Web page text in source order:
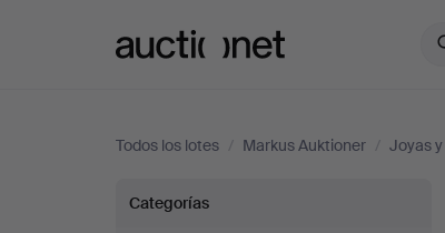
Todos los lotes / Markus Auktioner / Joyas
Pulseras
Categorías